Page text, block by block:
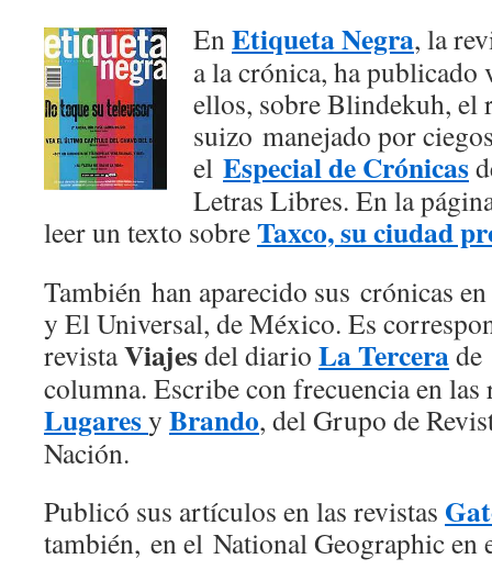
EnEtiqueta Negra, la
a la crónica, ha publicado
ellos, sobre Blindekuh, el
suizo manejado por
el Especial de Crónicas
Letras Libres. En la
leer un texto sobreTaxco, su ciudad
También han aparecido sus crónicas
y El Universal, de México. Es
revistaViajesdel diario La Tercerade
columna. Escribe con frecuencia en las
Lugaresy Brando, del Grupo de
Nación.
Publicó sus artículos en las revistas
también, en el National Geographic en